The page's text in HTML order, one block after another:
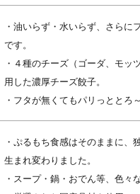
・油いらず・水いらず、さらに
です。
・４種のチーズ（ゴーダ、モッ
用した濃厚チーズ餃子。
・フタが無くてもパリっととろ
・ぷるもち食感はそのままに、
生まれ変わりました。
・スープ・鍋・おでん等、色々